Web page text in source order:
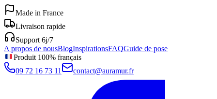
Made in France
Livraison rapide
Support 6j/7
A propos de nousBlogInspirationsFAQGuide de pose
Produit 100% français
09 72 16 73 11
contact@auramur.fr